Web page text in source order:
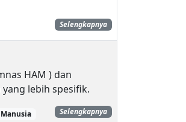
Selengkapnya
HAM ) dan
lebih spesifik.
Selengkapnya